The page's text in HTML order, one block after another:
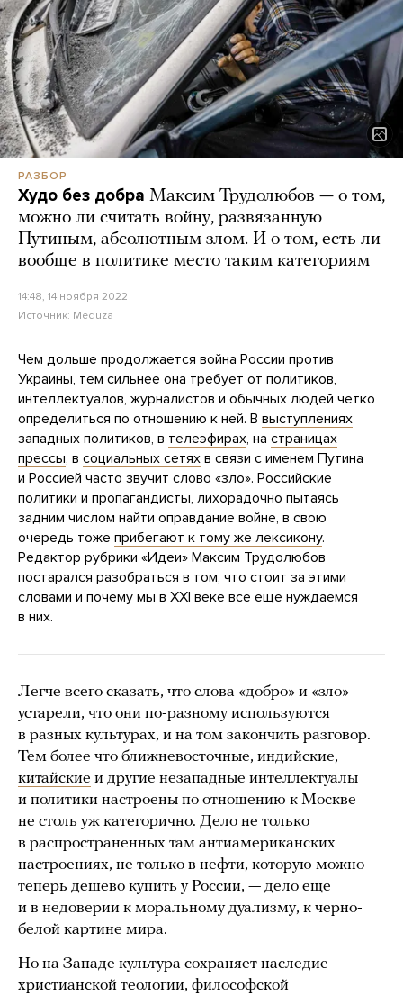
РАЗБОР
Худо без добра Максим Трудолюбов — о том,
можно ли считать войну, развязанную
Путиным, абсолютным злом. И о том, есть ли
вообще в политике место таким категориям
14:48, 14 ноября 2022
Источник: Meduza
Чем дольше продолжается война России против
Украины, тем сильнее она требует от политиков,
интеллектуалов, журналистов и обычных людей четко
определиться по отношению к ней. В выступлениях
западных политиков, в телеэфирах, на страницах
прессы, в социальных сетях в связи с именем Путина
и Россией часто звучит слово «зло». Российские
политики и пропагандисты, лихорадочно пытаясь
задним числом найти оправдание войне, в свою
очередь тоже прибегают к тому же лексикону.
Редактор рубрики «Идеи» Максим Трудолюбов
постарался разобраться в том, что стоит за этими
словами и почему мы в XXI веке все еще нуждаемся
в них.
Легче всего сказать, что слова «добро» и «зло»
устарели, что они по-разному используются
в разных культурах, и на том закончить разговор.
Тем более что ближневосточные, индийские,
китайские и другие незападные интеллектуалы
и политики настроены по отношению к Москве
не столь уж категорично. Дело не только
в распространенных там антиамериканских
настроениях, не только в нефти, которую можно
теперь дешево купить у России, — дело еще
и в недоверии к моральному дуализму, к черно-
белой картине мира.
Но на Западе культура сохраняет наследие
христианской теологии, философской